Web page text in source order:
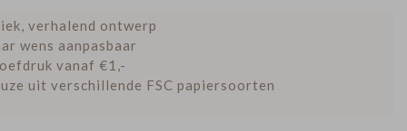
verhalend ontwerp
wens aanpasbaar
vanaf €1,-
uit verschillende FSC papiersoorten